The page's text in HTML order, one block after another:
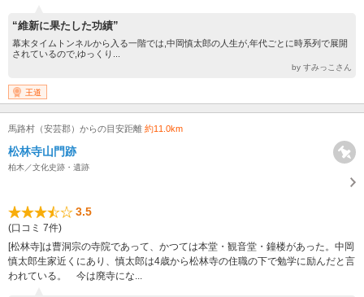
“維新に果たした功績”
幕末タイムトンネルから入る一階では,中岡慎太郎の人生が,年代ごとに時系列で展開
されているので,ゆっくり...
by すみっこさん
王道
馬路村（安芸郡）からの目安距離 約11.0km
松林寺山門跡
柏木／文化史跡・遺跡
3.5
(口コミ 7件)
[松林寺]は曹洞宗の寺院であって、かつては本堂・観音堂・鐘楼があった。中岡
慎太郎生家近くにあり、慎太郎は4歳から松林寺の住職の下で勉学に励んだと言
われている。 今は廃寺にな...